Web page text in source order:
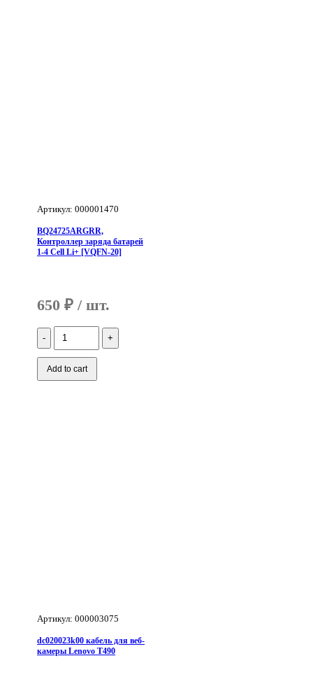
Артикул: 000001470
BQ24725ARGRR,
Контроллер заряда батарей
1-4 Cell Li+ [VQFN-20]
650 ₽
Количество
BQ24725ARGRR,
Контроллер
заряда
батарей
Add to cart
Артикул: 000003075
dc020023k00 кабель для веб-
камеры Lenovo T490